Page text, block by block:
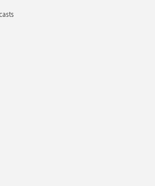
In der Branche der Erneuerbaren
Zahl der Beschäftigten seit 2011.
Menschen sind in Deutschland im
Zugenommen hat die Beschäftigung laut
der umweltschutzorientierten
wird nun eine Beschäftigung in Höhe von 1,58
gingen zwischen